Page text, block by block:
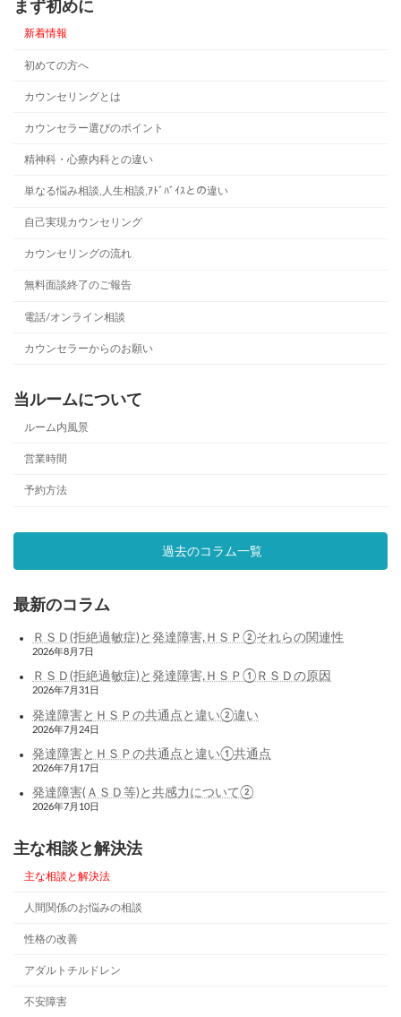
まず初めに
新着情報
初めての方へ
カウンセリングとは
カウンセラー選びのポイント
精神科・心療内科との違い
単なる悩み相談,人生相談,ｱﾄﾞﾊﾞｲｽとの違い
自己実現カウンセリング
カウンセリングの流れ
無料面談終了のご報告
電話/オンライン相談
カウンセラーからのお願い
当ルームについて
ルーム内風景
営業時間
予約方法
過去のコラム一覧
最新のコラム
ＲＳＤ(拒絶過敏症)と発達障害,ＨＳＰ②それらの関連性
2026年8月7日
ＲＳＤ(拒絶過敏症)と発達障害,ＨＳＰ①ＲＳＤの原因
2026年7月31日
発達障害とＨＳＰの共通点と違い②違い
2026年7月24日
発達障害とＨＳＰの共通点と違い①共通点
2026年7月17日
発達障害(ＡＳＤ等)と共感力について②
2026年7月10日
主な相談と解決法
主な相談と解決法
人間関係のお悩みの相談
性格の改善
アダルトチルドレン
不安障害